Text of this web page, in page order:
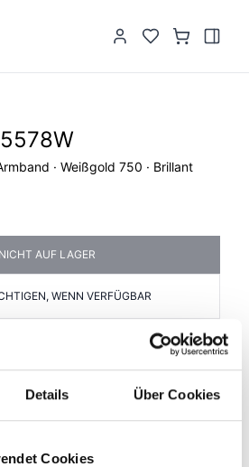
Details Über Cookies
Cookies
· Weißgold 750 · Brillant
NICHT AUF LAGER
WENN VERFÜGBAR
PRODUKTBESCHREIBUNG
Gold
1.16.1204.WG.750.018.170